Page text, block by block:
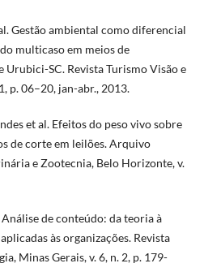
Gestão ambiental como diferencial
multicaso em meios de
Urubici-SC. Revista Turismo Visão e
p. 06–20, jan-abr., 2013.
et al. Efeitos do peso vivo sobre
de corte em leilões. Arquivo
e Zootecnia, Belo Horizonte, v.
de conteúdo: da teoria à
às organizações. Revista
Minas Gerais, v. 6, n. 2, p. 179-